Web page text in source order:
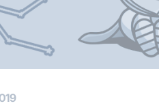
Аренда оборудования
300
500
подключения*
Я даю согласие на
данных